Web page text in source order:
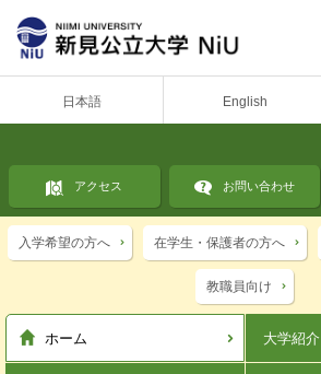
日本語 English
アクセス お問い合わせ
入学希望の方へ 在学生・保護者の方へ
教職員向け
ホーム 大学紹介